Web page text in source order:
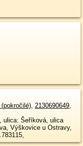
, 2130690649,
ulica: Šeříková, ulica